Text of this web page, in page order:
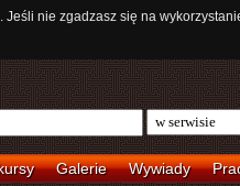
nie zgadzasz się na
Galerie Wywiady